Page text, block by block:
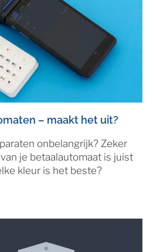
– maakt het uit?
onbelangrijk? Zeker
je betaalautomaat is juist
kleur is het beste?